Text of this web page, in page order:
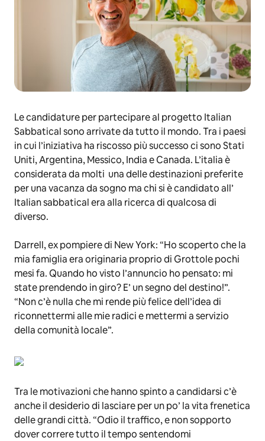
Le candidature per partecipare al progetto Italian
Sabbatical sono arrivate da tutto il mondo. Tra i paesi
in cui l’iniziativa ha riscosso più successo ci sono Stati
Uniti, Argentina, Messico, India e Canada. L’italia è
considerata da molti una delle destinazioni preferite
per una vacanza da sogno ma chi si è candidato all’
Italian sabbatical era alla ricerca di qualcosa di
diverso.
Darrell, ex pompiere di New York: “Ho scoperto che la
mia famiglia era originaria proprio di Grottole pochi
mesi fa. Quando ho visto l’annuncio ho pensato: mi
state prendendo in giro? E’ un segno del destino!”.
“Non c’è nulla che mi rende più felice dell’idea di
riconnettermi alle mie radici e mettermi a servizio
della comunità locale”.
Tra le motivazioni che hanno spinto a candidarsi c’è
anche il desiderio di lasciare per un po’ la vita frenetica
delle grandi città. “Odio il traffico, e non sopporto
dover correre tutto il tempo sentendomi